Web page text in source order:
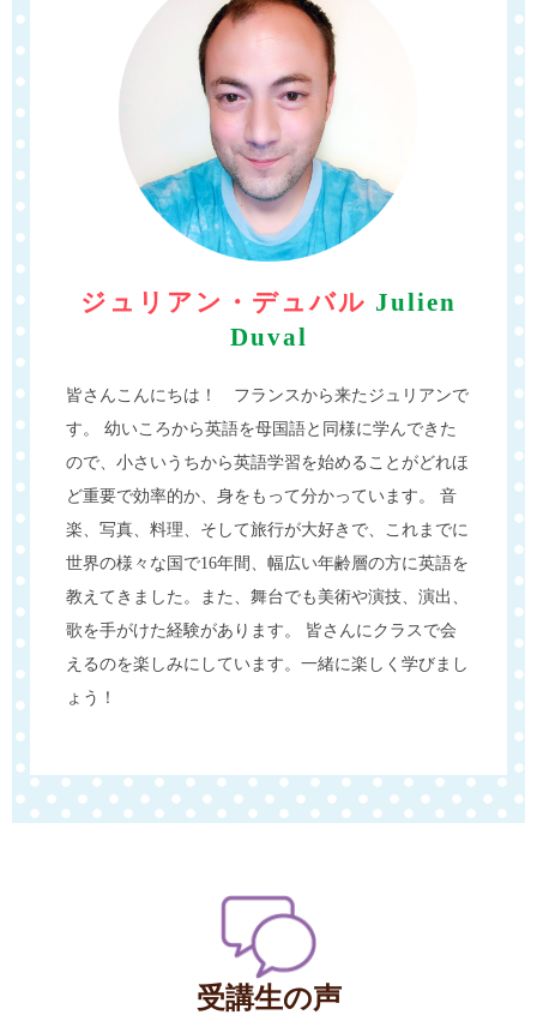
ジュリアン・デュバル Julien
Duval
皆さんこんにちは！ フランスから来たジュリアンで
す。 幼いころから英語を母国語と同様に学んできた
ので、小さいうちから英語学習を始めることがどれほ
ど重要で効率的か、身をもって分かっています。 音
楽、写真、料理、そして旅行が大好きで、これまでに
世界の様々な国で16年間、幅広い年齢層の方に英語を
教えてきました。また、舞台でも美術や演技、演出、
歌を手がけた経験があります。 皆さんにクラスで会
えるのを楽しみにしています。一緒に楽しく学びまし
ょう！
受講生の声